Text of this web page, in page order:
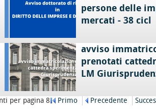
persone delle
mercati - 38 cicl
avviso
prenotati
LM
per pagina 8 Primo Precedente